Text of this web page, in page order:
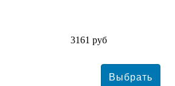
3161 руб